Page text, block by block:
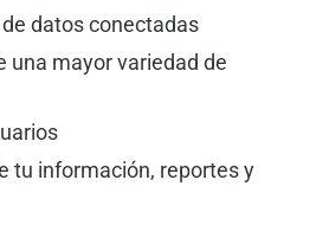
datos conectadas
una mayor variedad de
tu información, reportes y